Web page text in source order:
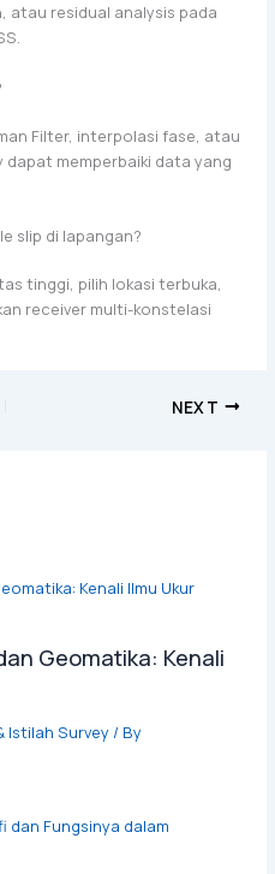
atau residual analysis pada
Filter, interpolasi fase, atau
memperbaiki data yang
slip di lapangan?
tinggi, pilih lokasi terbuka,
receiver multi-konstelasi
NEXT
Geomatika: Kenali
Istilah Survey/ By